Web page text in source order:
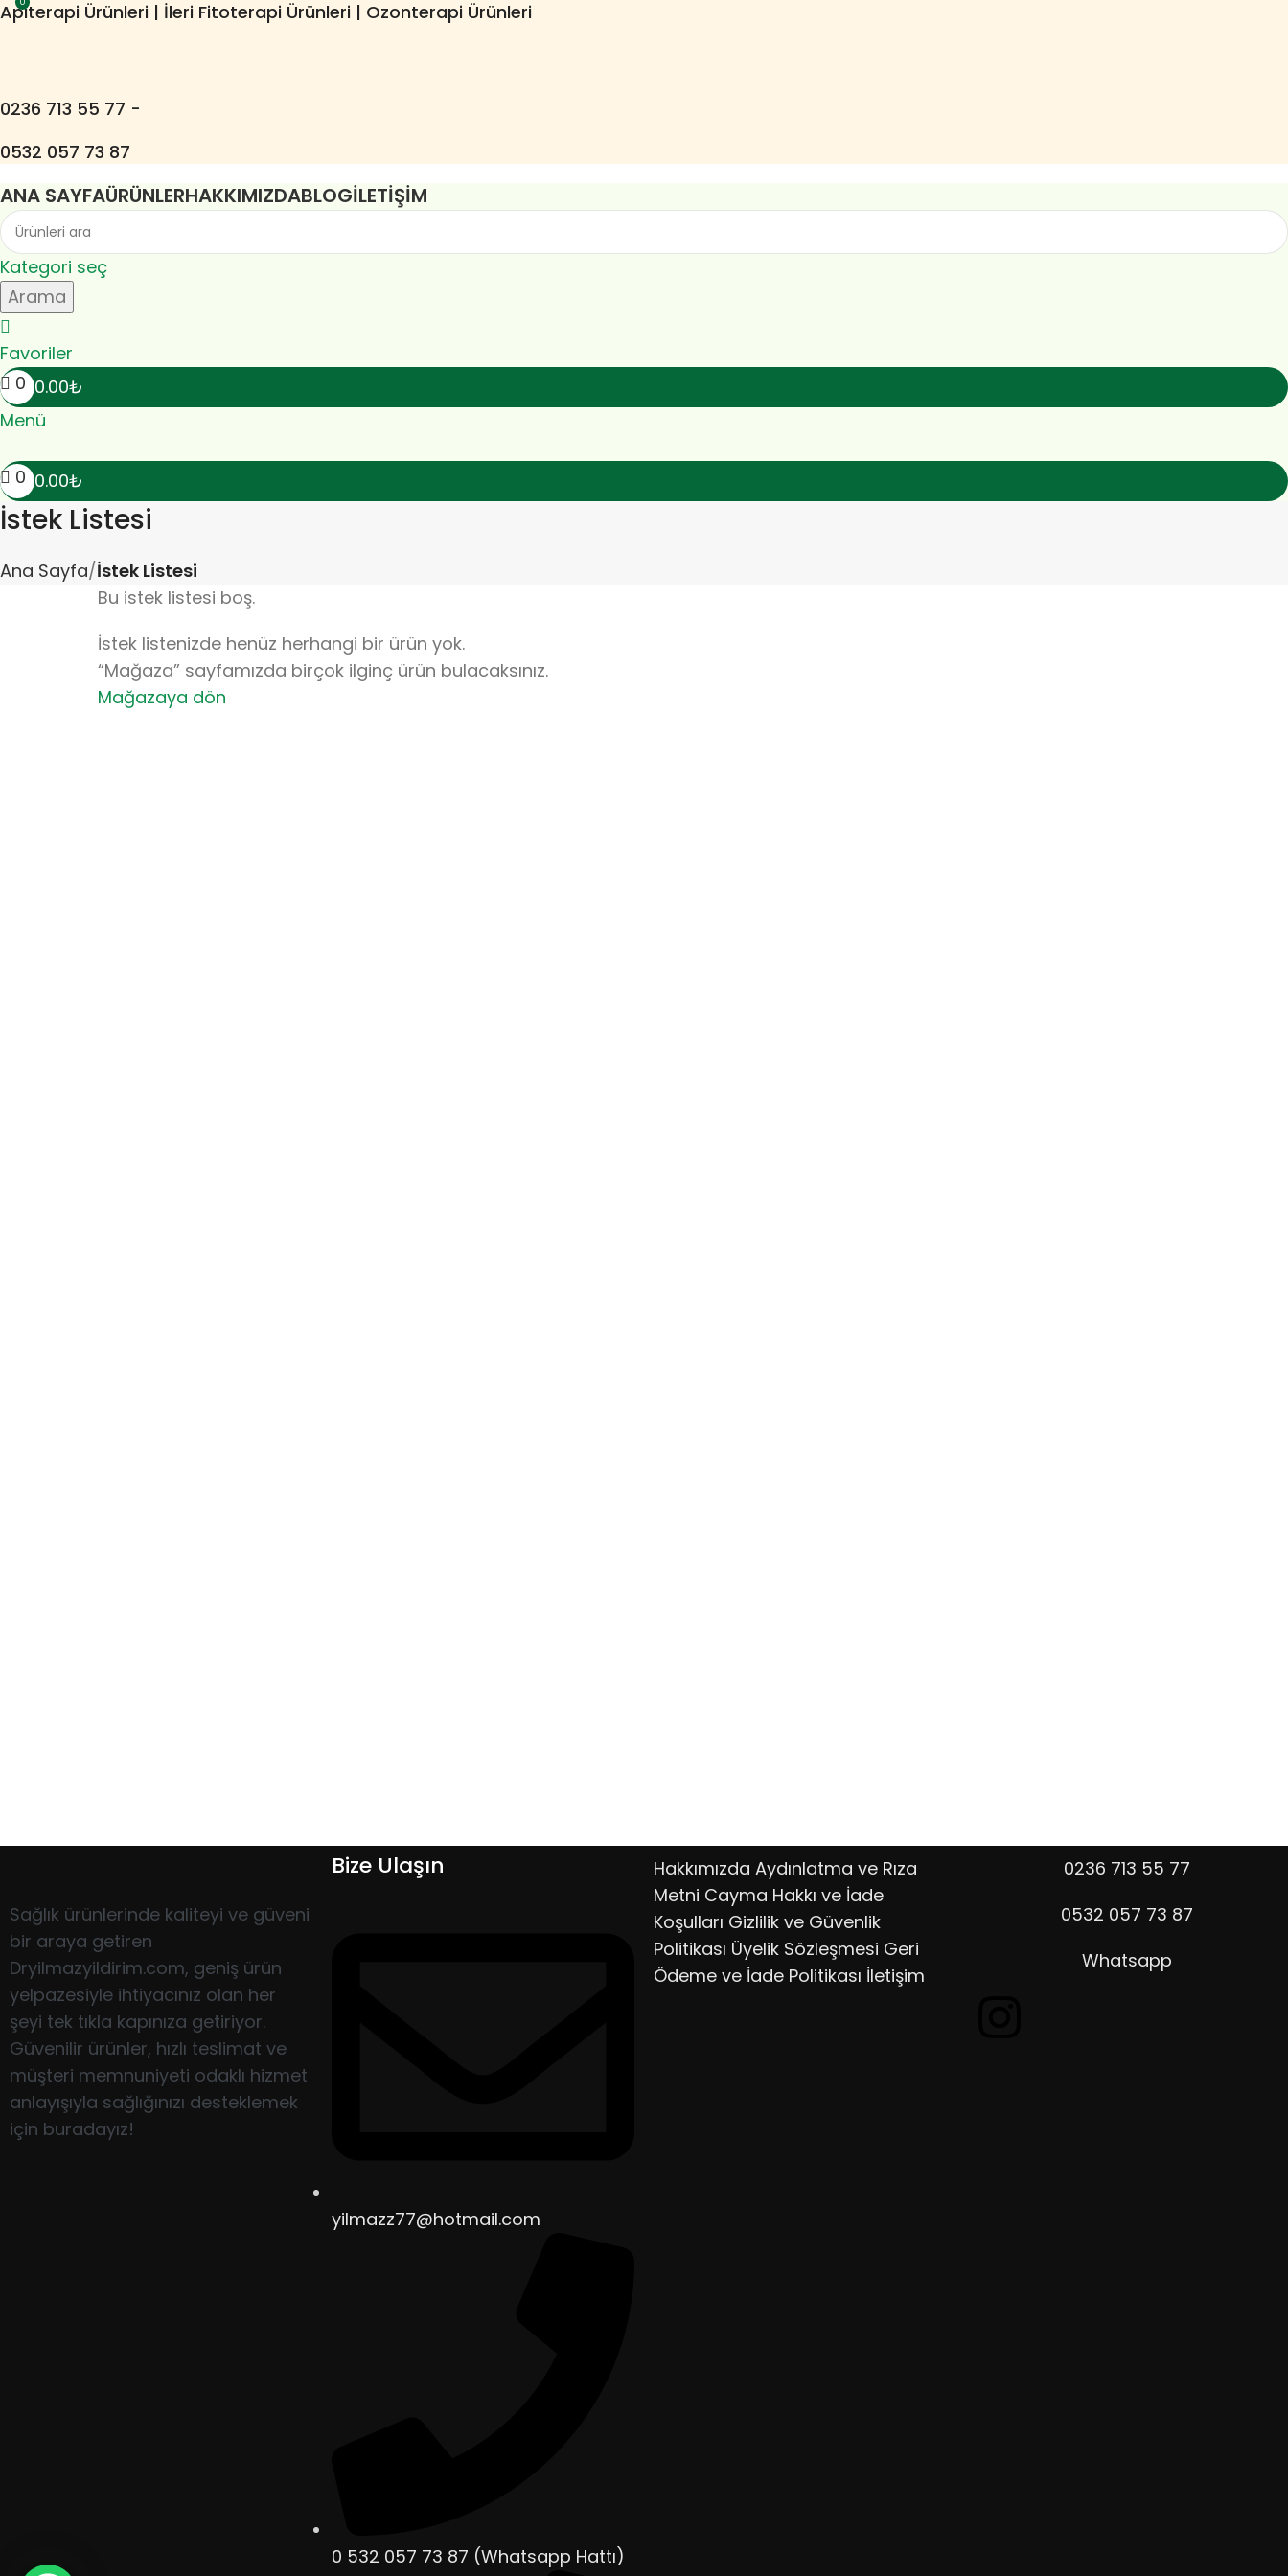
Apiterapi Ürünleri | İleri Fitoterapi Ürünleri | Ozonterapi Ürünleri
0236 713 55 77 -
0532 057 73 87
ANA SAYFAÜRÜNLERHAKKIMIZDABLOGİLETIŞIM
Kategori seç
Arama
Favoriler
0 0.00₺
Menü
0 0.00₺
İstek Listesi
Ana Sayfa İstek Listesi
Bu istek listesi boş.
İstek listenizde henüz herhangi bir ürün yok.
“Mağaza” sayfamızda birçok ilginç ürün bulacaksınız.
Mağazaya dön
Sağlık ürünlerinde kaliteyi ve güveni
bir araya getiren
Dryilmazyildirim.com, geniş ürün
yelpazesiyle ihtiyacınız olan her
şeyi tek tıkla kapınıza getiriyor.
Güvenilir ürünler, hızlı teslimat ve
müşteri memnuniyeti odaklı hizmet
anlayışıyla sağlığınızı desteklemek
için buradayız!
Bize Ulaşın
yilmazz77@hotmail.com
0 532 057 73 87 (Whatsapp Hattı)
Hakkımızda Aydınlatma ve Rıza
Metni Cayma Hakkı ve İade
Koşulları Gizlilik ve Güvenlik
Politikası Üyelik Sözleşmesi Geri
Ödeme ve İade Politikası İletişim
0236 713 55 77
0532 057 73 87
Whatsapp